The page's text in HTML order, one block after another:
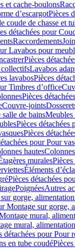
et cache-boulons
d’escargotPièces
coude de chasse et
détachées pour
Raccordements
Lavabos pour
Pièces
Lavabos
lavabosPièces
Timbres dʼoffice
Pièces
Couvre-joints
de bainsMeubles
Pièces détachées
Pièces
pour Pour
hautes
murales
Éléments
Pièces détachées
PoignéesAutres
gorge,
Montage sur gorge,
mural,
mural,
détachées pour Pour
en tube coudé